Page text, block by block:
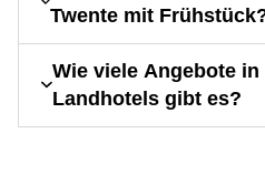
Twente mit
Wie viele Angebote in
Landhotels gibt es?